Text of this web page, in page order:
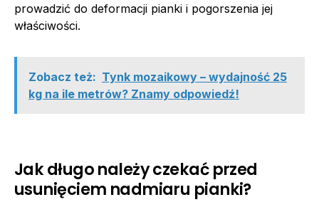
prowadzić do deformacji pianki i pogorszenia jej
właściwości.
Zobacz też: Tynk mozaikowy – wydajność 25
kg na ile metrów? Znamy odpowiedź!
Jak długo należy czekać przed
usunięciem nadmiaru pianki?